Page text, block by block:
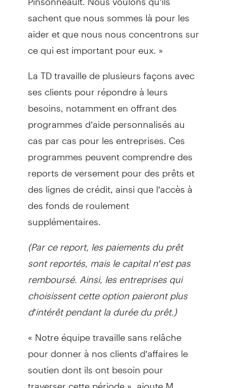
sachent que nous sommes là pour les
aider et que nous nous concentrons sur
ce qui est important pour eux. »
La TD travaille de plusieurs façons avec
ses clients pour répondre à leurs
besoins, notamment en offrant des
programmes d’aide personnalisés au
cas par cas pour les entreprises. Ces
programmes peuvent comprendre des
reports de versement pour des prêts et
des lignes de crédit, ainsi que l’accès à
des fonds de roulement
supplémentaires.
(Par ce report, les paiements du prêt
sont reportés, mais le capital n’est pas
remboursé. Ainsi, les entreprises qui
choisissent cette option paieront plus
d’intérêt pendant la durée du prêt.)
« Notre équipe travaille sans relâche
pour donner à nos clients d’affaires le
soutien dont ils ont besoin pour
traverser cette période », ajoute M.